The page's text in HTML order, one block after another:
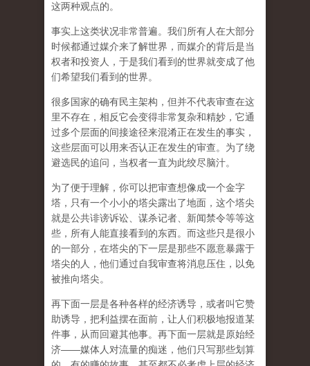
这两种观点的。
事实上这类状况非常普遍。我们所有人在大部分
时候都通过媒介来了解世界，而媒介的背后是当
权者和投资人，于是我们看到的世界就变成了他
们希望我们看到的世界。
很多国家的确有民主架构，但并不代表审查在这
里不存在，相反它会变得非常复杂和精妙，它通
过多个层面的间接途径来混淆正在发生的事实，
这些层面可以用来否认正在发生的审查。为了绕
避选民的追问，当权者一直为此绞尽脑汁。
为了便于理解，你可以把审查想像成一个金字
塔，只有一个小小的塔尖露出了地面，这个塔尖
就是公共诽谤诉讼、谋杀记者、新闻禁令等等这
些，所有人能直接看到的东西。而这些只是很小
的一部分，在塔尖的下一层是那些不愿意暴露于
塔尖的人，他们通过自我审查将消息压住，以免
被推向塔尖。
再下面一层是各种各样的经济诱导，或者叫它赞
助诱导，把利益摆在面前，让人们积极地报道某
件事，从而回避其他事。再下面一层就是原始经
济——媒体人对流量的痴迷，他们只写那些划算